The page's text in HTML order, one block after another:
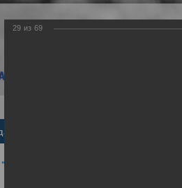
здоровья" 2019
29 из 69